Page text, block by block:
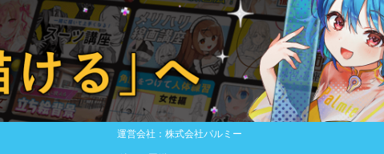
運営会社：株式会社パルミー